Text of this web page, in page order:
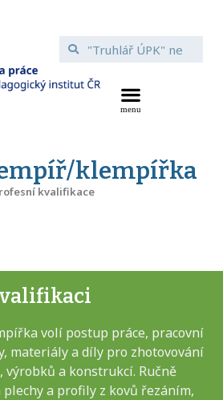
klempířka
kvalifikace
volí postup práce, pracovní
materiály a díly pro zhotovování
výrobků a konstrukcí. Ručně
a profily z kovů řezáním,